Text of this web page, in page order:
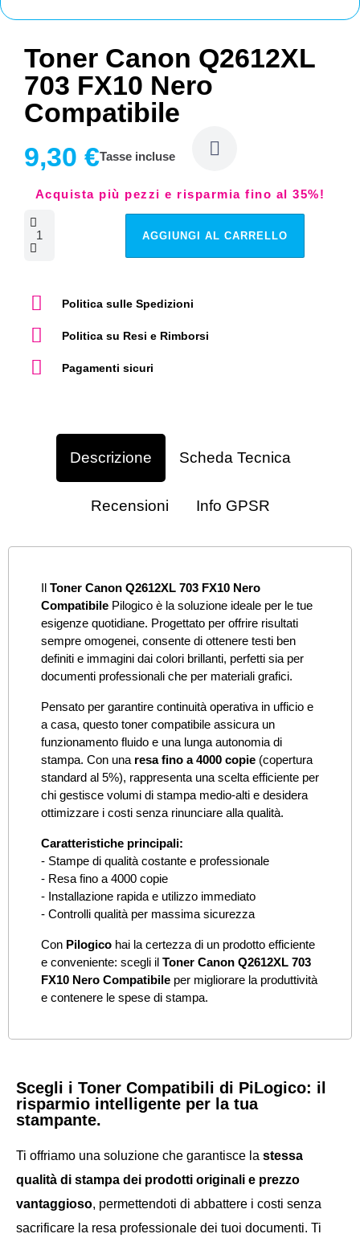
Toner Canon Q2612XL
703 FX10 Nero
Compatibile
9,30 €Tasse incluse
Acquista più pezzi e risparmia fino al 35%!
AGGIUNGI AL CARRELLO
Politica sulle Spedizioni
Politica su Resi e Rimborsi
Pagamenti sicuri
Descrizione Scheda Tecnica
Recensioni Info GPSR
Il Toner Canon Q2612XL 703 FX10 Nero
Compatibile Pilogico è la soluzione ideale per le tue
esigenze quotidiane. Progettato per offrire risultati
sempre omogenei, consente di ottenere testi ben
definiti e immagini dai colori brillanti, perfetti sia per
documenti professionali che per materiali grafici.
Pensato per garantire continuità operativa in ufficio e
a casa, questo toner compatibile assicura un
funzionamento fluido e una lunga autonomia di
stampa. Con una resa fino a 4000 copie (copertura
standard al 5%), rappresenta una scelta efficiente per
chi gestisce volumi di stampa medio-alti e desidera
ottimizzare i costi senza rinunciare alla qualità.
Caratteristiche principali:
- Stampe di qualità costante e professionale
- Resa fino a 4000 copie
- Installazione rapida e utilizzo immediato
- Controlli qualità per massima sicurezza
Con Pilogico hai la certezza di un prodotto efficiente
e conveniente: scegli il Toner Canon Q2612XL 703
FX10 Nero Compatibile per migliorare la produttività
e contenere le spese di stampa.
Scegli i Toner Compatibili di PiLogico: il
risparmio intelligente per la tua
stampante.
Ti offriamo una soluzione che garantisce la stessa
qualità di stampa dei prodotti originali e prezzo
vantaggioso, permettendoti di abbattere i costi senza
sacrificare la resa professionale dei tuoi documenti. Ti